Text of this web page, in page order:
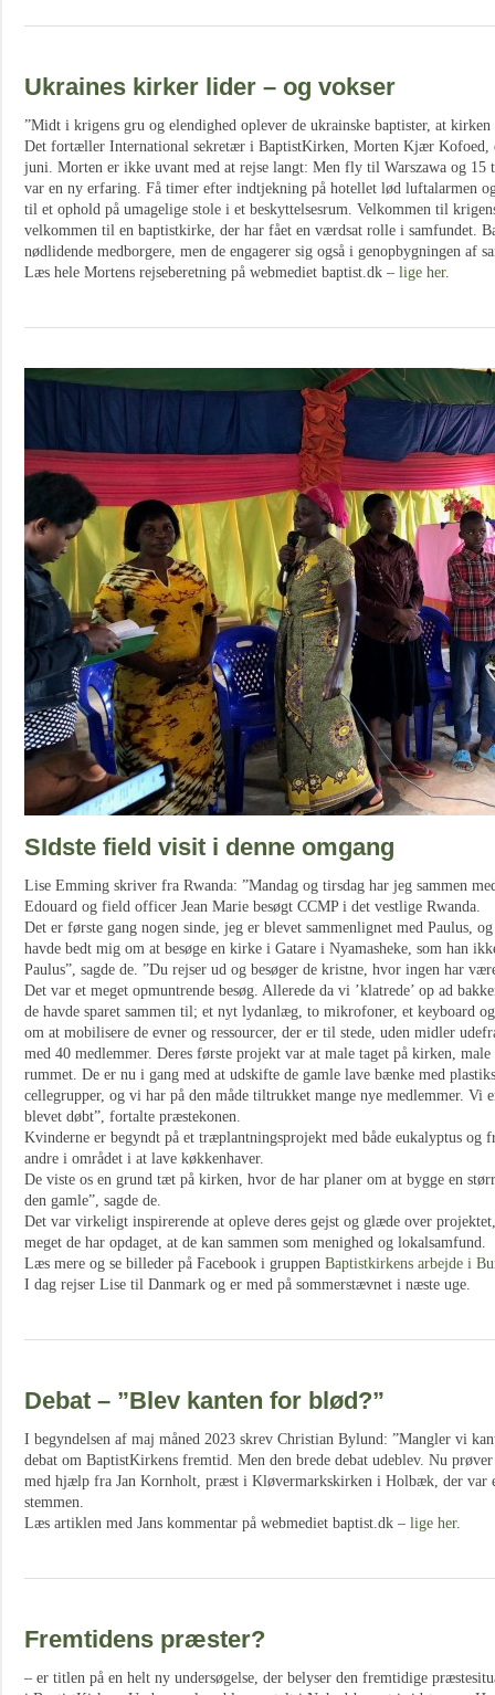
Ukraines kirker lider – og vokser
”Midt i krigens gru og elendighed oplever de ukrainske baptister, at
Det fortæller International sekretær i BaptistKirken, Morten Kjær Kofoed,
juni. Morten er ikke uvant med at rejse langt: Men fly til Warszawa og
var en ny erfaring. Få timer efter indtjekning på hotellet lød luftalarmen
til et ophold på umagelige stole i et beskyttelsesrum. Velkommen til
velkommen til en baptistkirke, der har fået en værdsat rolle i samfundet.
nødlidende medborgere, men de engagerer sig også i genopbygningen af
Læs hele Mortens rejseberetning på webmediet baptist.dk – lige her.
SIdste field visit i denne omgang
Lise Emming skriver fra Rwanda: ”Mandag og tirsdag har jeg sammen
Edouard og field officer Jean Marie besøgt CCMP i det vestlige Rwanda.
Det er første gang nogen sinde, jeg er blevet sammenlignet med Paulus,
havde bedt mig om at besøge en kirke i Gatare i Nyamasheke, som han
Paulus”, sagde de. ”Du rejser ud og besøger de kristne, hvor ingen har
Det var et meget opmuntrende besøg. Allerede da vi ’klatrede’ op ad
de havde sparet sammen til; et nyt lydanlæg, to mikrofoner, et keyboard
om at mobilisere de evner og ressourcer, der er til stede, uden midler
med 40 medlemmer. Deres første projekt var at male taget på kirken,
rummet. De er nu i gang med at udskifte de gamle lave bænke med
cellegrupper, og vi har på den måde tiltrukket mange nye medlemmer. Vi
blevet døbt”, fortalte præstekonen.
Kvinderne er begyndt på et træplantningsprojekt med både eukalyptus og
andre i området i at lave køkkenhaver.
De viste os en grund tæt på kirken, hvor de har planer om at bygge en
den gamle”, sagde de.
Det var virkeligt inspirerende at opleve deres gejst og glæde over
meget de har opdaget, at de kan sammen som menighed og lokalsamfund.
Læs mere og se billeder på Facebook i gruppen Baptistkirkens arbejde i
I dag rejser Lise til Danmark og er med på sommerstævnet i næste uge.
Debat – ”Blev kanten for blød?”
I begyndelsen af maj måned 2023 skrev Christian Bylund: ”Mangler vi
debat om BaptistKirkens fremtid. Men den brede debat udeblev. Nu
med hjælp fra Jan Kornholt, præst i Kløvermarkskirken i Holbæk, der var
stemmen.
Læs artiklen med Jans kommentar på webmediet baptist.dk – lige her.
Fremtidens præster?
– er titlen på en helt ny undersøgelse, der belyser den fremtidige